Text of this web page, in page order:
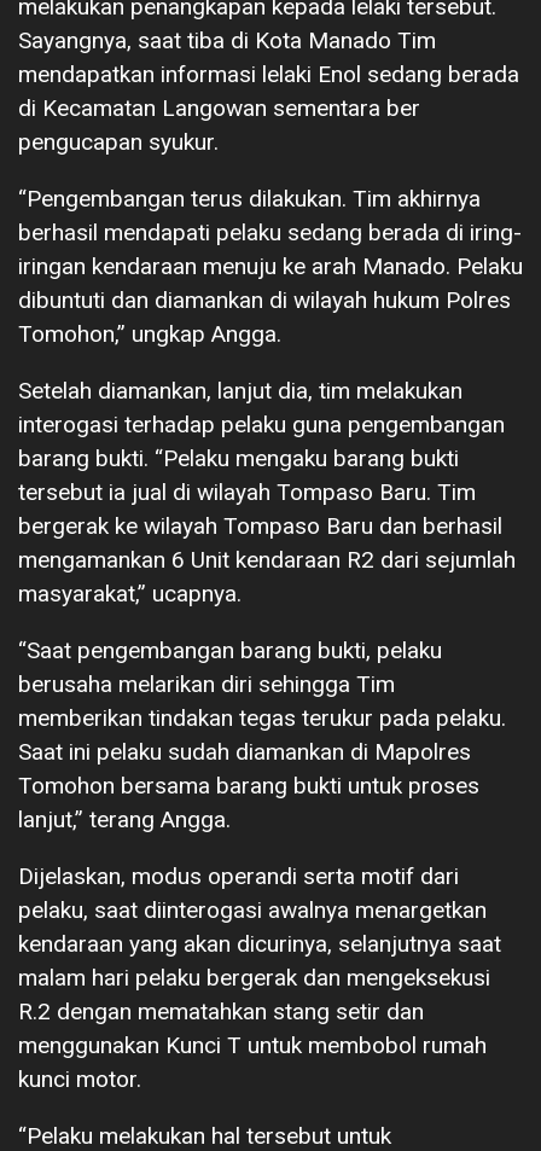
melakukan penangkapan kepada lelaki tersebut.
Sayangnya, saat tiba di Kota Manado Tim
mendapatkan informasi lelaki Enol sedang berada
di Kecamatan Langowan sementara ber
pengucapan syukur.
“Pengembangan terus dilakukan. Tim akhirnya
berhasil mendapati pelaku sedang berada di iring-
iringan kendaraan menuju ke arah Manado. Pelaku
dibuntuti dan diamankan di wilayah hukum Polres
Tomohon,” ungkap Angga.
Setelah diamankan, lanjut dia, tim melakukan
interogasi terhadap pelaku guna pengembangan
barang bukti. “Pelaku mengaku barang bukti
tersebut ia jual di wilayah Tompaso Baru. Tim
bergerak ke wilayah Tompaso Baru dan berhasil
mengamankan 6 Unit kendaraan R2 dari sejumlah
masyarakat,” ucapnya.
“Saat pengembangan barang bukti, pelaku
berusaha melarikan diri sehingga Tim
memberikan tindakan tegas terukur pada pelaku.
Saat ini pelaku sudah diamankan di Mapolres
Tomohon bersama barang bukti untuk proses
lanjut,” terang Angga.
Dijelaskan, modus operandi serta motif dari
pelaku, saat diinterogasi awalnya menargetkan
kendaraan yang akan dicurinya, selanjutnya saat
malam hari pelaku bergerak dan mengeksekusi
R.2 dengan mematahkan stang setir dan
menggunakan Kunci T untuk membobol rumah
kunci motor.
“Pelaku melakukan hal tersebut untuk